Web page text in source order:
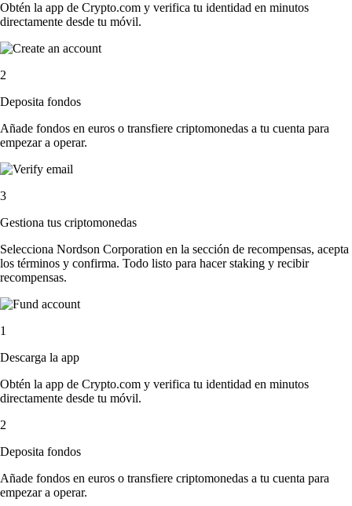
Obtén la app de Crypto.com y verifica tu identidad en minutos
directamente desde tu móvil.
2
Deposita fondos
Añade fondos en euros o transfiere criptomonedas a tu cuenta para
empezar a operar.
3
Gestiona tus criptomonedas
Selecciona Nordson Corporation en la sección de recompensas, acepta
los términos y confirma. Todo listo para hacer staking y recibir
recompensas.
1
Descarga la app
Obtén la app de Crypto.com y verifica tu identidad en minutos
directamente desde tu móvil.
2
Deposita fondos
Añade fondos en euros o transfiere criptomonedas a tu cuenta para
empezar a operar.